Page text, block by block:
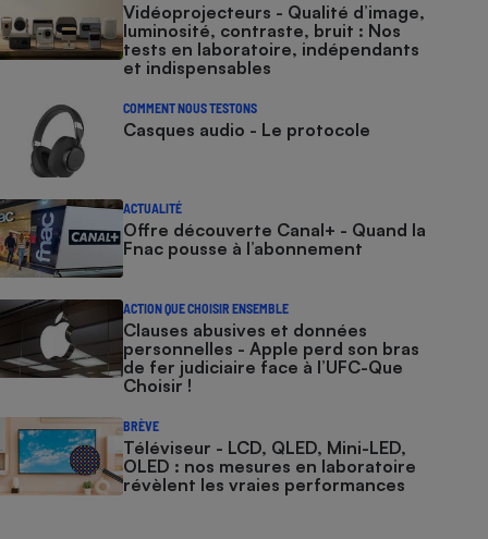
Vidéoprojecteurs - Qualité d’image,
luminosité, contraste, bruit : Nos
tests en laboratoire, indépendants
et indispensables
COMMENT NOUS TESTONS
Casques audio - Le protocole
ACTUALITÉ
Offre découverte Canal+ - Quand la
Fnac pousse à l’abonnement
ACTION QUE CHOISIR ENSEMBLE
Clauses abusives et données
personnelles - Apple perd son bras
de fer judiciaire face à l’UFC-Que
Choisir !
BRÈVE
Téléviseur - LCD, QLED, Mini-LED,
OLED : nos mesures en laboratoire
révèlent les vraies performances